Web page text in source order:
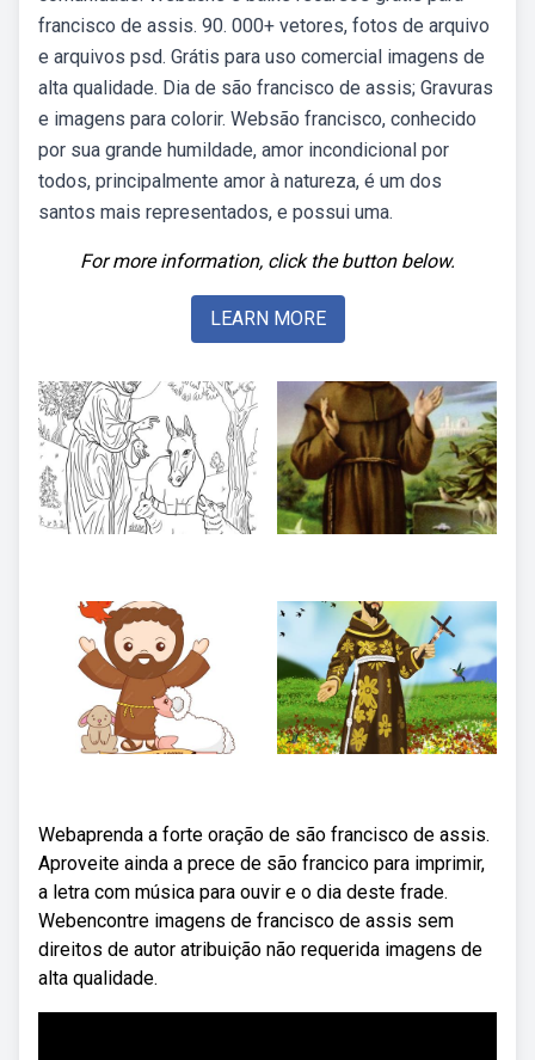
francisco de assis. 90. 000+ vetores, fotos de arquivo
e arquivos psd. Grátis para uso comercial imagens de
alta qualidade. Dia de são francisco de assis; Gravuras
e imagens para colorir. Websão francisco, conhecido
por sua grande humildade, amor incondicional por
todos, principalmente amor à natureza, é um dos
santos mais representados, e possui uma.
For more information, click the button below.
LEARN MORE
Webaprenda a forte oração de são francisco de assis.
Aproveite ainda a prece de são francico para imprimir,
a letra com música para ouvir e o dia deste frade.
Webencontre imagens de francisco de assis sem
direitos de autor atribuição não requerida imagens de
alta qualidade.